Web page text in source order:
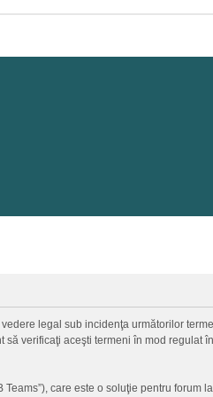
vedere legal sub incidenţa următorilor
verificaţi aceşti termeni în mod regulat
Teams”), care este o soluţie pentru forum